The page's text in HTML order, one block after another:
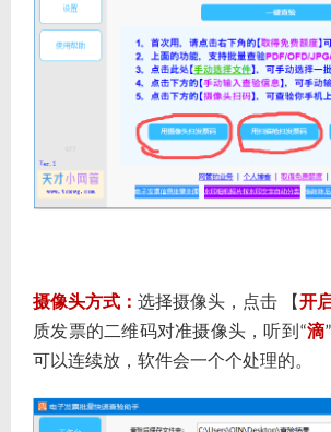
摄像头方式： 选择摄像头，点击 【开
质发票的二维码对准摄像头，听到 “滴”
可以连续放，软件会一个个处理的。